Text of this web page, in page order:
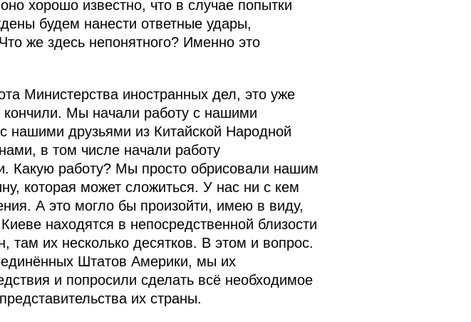
хорошо известно, что в случае попытки
будем нанести ответные удары,
же здесь непонятного? Именно это
Министерства иностранных дел, это уже
Мы начали работу с нашими
нашими друзьями из Китайской Народной
в том числе начали работу
Какую работу? Мы просто обрисовали нашим
которая может сложиться. У нас ни с кем
А это могло бы произойти, имею в виду,
находятся в непосредственной близости
там их несколько десятков. В этом и вопрос.
Штатов Америки, мы их
и попросили сделать всё необходимое
их страны.